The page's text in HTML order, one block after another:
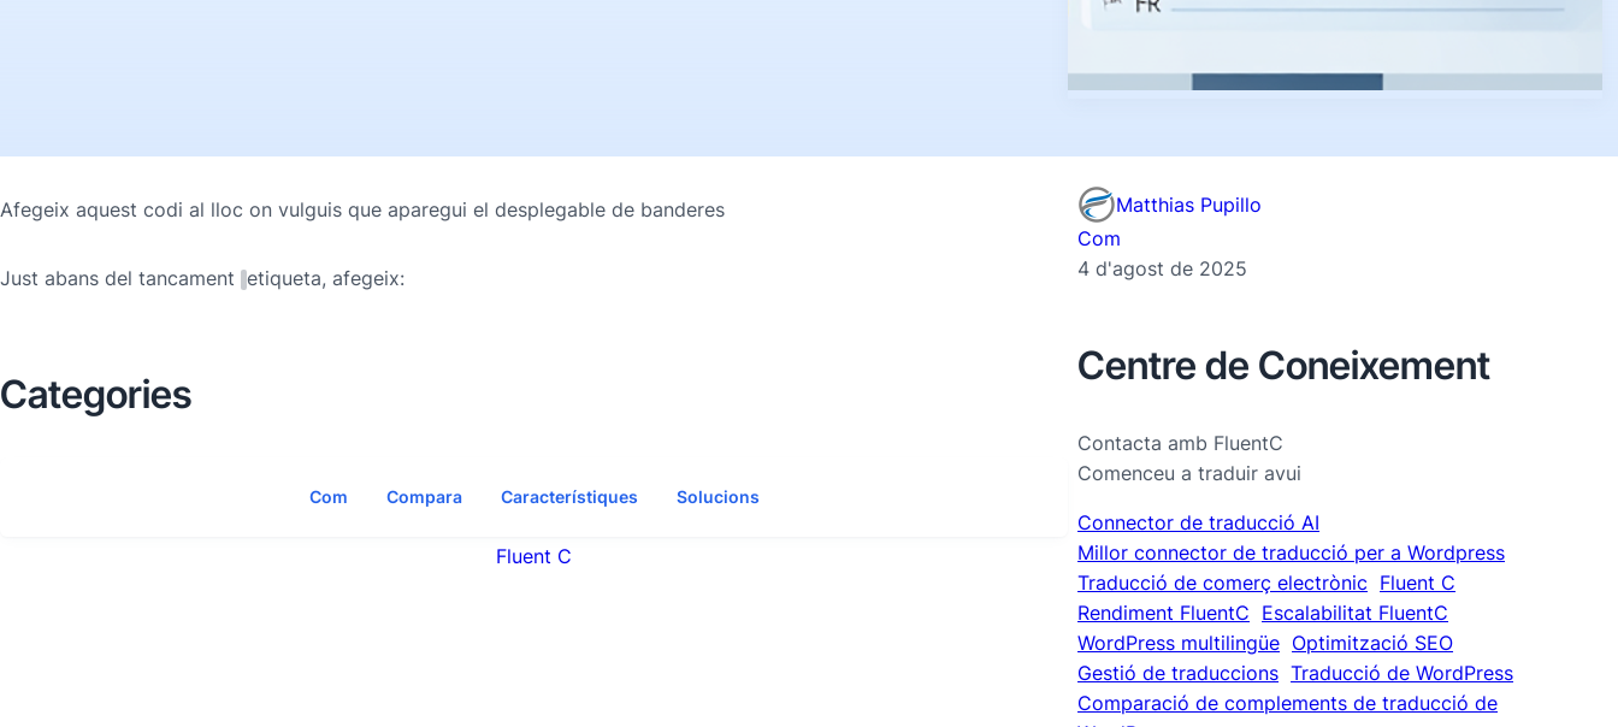
Afegeix aquest codi al lloc on vulguis que aparegui el desplegable de banderes
Just abans del tancament etiqueta, afegeix:
Categories
Com Compara Característiques Solucions
Fluent C
Matthias Pupillo
Com
4 d'agost de 2025
Centre de Coneixement
Contacta amb FluentC
Comenceu a traduir avui
Connector de traducció AI
Millor connector de traducció per a Wordpress
Traducció de comerç electrònic Fluent C
Rendiment FluentC Escalabilitat FluentC
WordPress multilingüe Optimització SEO
Gestió de traduccions Traducció de WordPress
Comparació de complements de traducció de